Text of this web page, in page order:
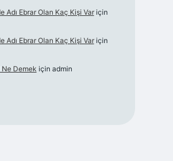
Adı Ebrar Olan Kaç Kişi Variçin
Adı Ebrar Olan Kaç Kişi Variçin
Ne Demek için admin